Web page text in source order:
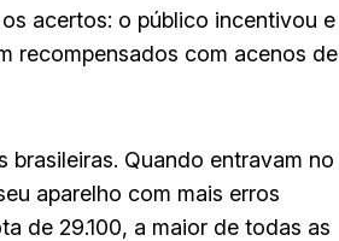
acertos: o público incentivou e
recompensados com acenos de
Quando entravam no
aparelho com mais erros
de 29.100, a maior de todas as